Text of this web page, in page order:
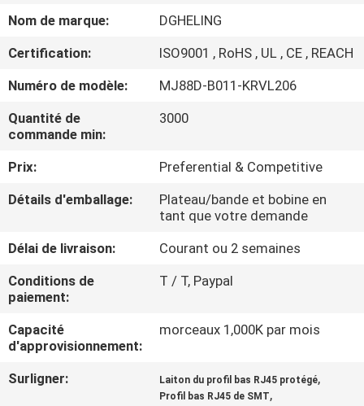
AU
SUJET
NOUS
D'USINE
DE
QUALITÉ
CONTACTEZ-
Nom de marque:
DGHELING
Certification:
ISO9001 , RoHS , UL , CE , REACH
Numéro de modèle:
MJ88D-B011-KRVL206
Quantité de
commande min:
3000
Prix:
Preferential & Competitive
Détails d'emballage:
Plateau/bande et bobine en
tant que votre demande
Délai de livraison:
Courant ou 2 semaines
Conditions de
paiement:
T / T, Paypal
Capacité
d'approvisionnement:
morceaux 1,000K par mois
Surligner: Laiton du profil bas RJ45 protégé,
Profil bas RJ45 de SMT,